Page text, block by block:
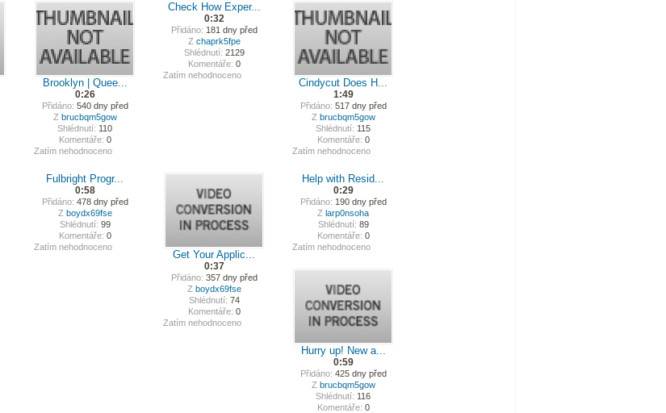
Brooklyn | Quee...
0:26
Přidáno: 540 dny před
Z brucbqm5gow
Shlédnutí: 110
Komentáře: 0
Zatím nehodnoceno
Check How Exper...
0:32
Přidáno: 181 dny před
Z chaprk5fpe
Shlédnutí: 2129
Komentáře: 0
Zatím nehodnoceno
Cindycut Does H...
1:49
Přidáno: 517 dny před
Z brucbqm5gow
Shlédnutí: 115
Komentáře: 0
Zatím nehodnoceno
Fulbright Progr...
0:58
Přidáno: 478 dny před
Z boydx69fse
Shlédnutí: 99
Komentáře: 0
Zatím nehodnoceno
Get Your Applic...
0:37
Přidáno: 357 dny před
Z boydx69fse
Shlédnutí: 74
Komentáře: 0
Zatím nehodnoceno
Help with Resid...
0:29
Přidáno: 190 dny před
Z larp0nsoha
Shlédnutí: 89
Komentáře: 0
Zatím nehodnoceno
Hurry up! New a...
0:59
Přidáno: 425 dny před
Z brucbqm5gow
Shlédnutí: 116
Komentáře: 0